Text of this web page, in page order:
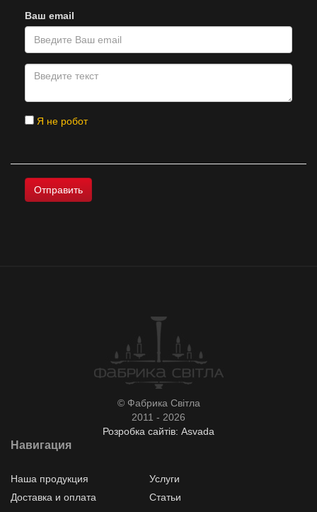
Ваш email
Я не робот
© Фабрика Світла
2011 - 2026
Розробка сайтів: Asvada
Навигация
Наша продукция
Услуги
Доставка и оплата
Статьи